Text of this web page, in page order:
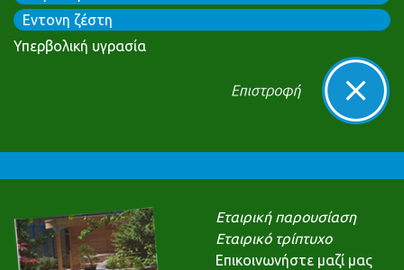
Εντονη ζέστη
Υπερβολική υγρασία
Εταιρική παρουσίαση
Εταιρικό τρίπτυχο
Επικοινωνήστε μαζί μας